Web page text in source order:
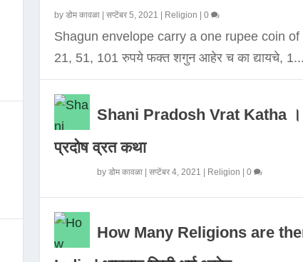
by डोम कावळा| सप्टेंबर 5, 2021 Religion 0
Shagun envelope carry a one rupee coin of
21, 51, 101 रुपये फक्त शगुन आहेर च का द्यायचे, 1...
Shani Pradosh Vrat Katha ।
प्रदोष व्रत कथा
by डोम कावळा| सप्टेंबर 4, 2021 Religion 0
How Many Religions are